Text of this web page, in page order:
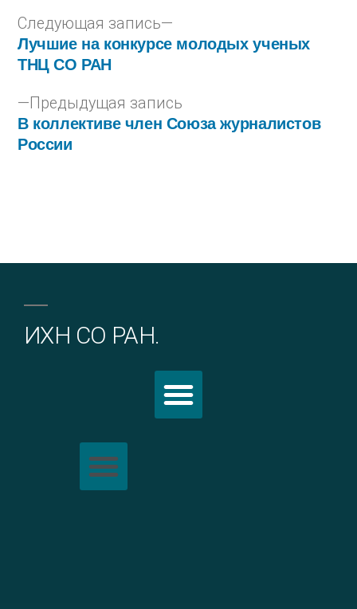
Предыдущая запись
В коллективе член Союза журналистов
России
Следующая запись
Лучшие на конкурсе молодых ученых
ТНЦ СО РАН
ИХН СО РАН.